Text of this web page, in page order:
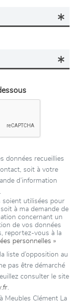
données recueillies
soit à votre
d’information
soient utilisées pour
à ma demande de
concernant un
de vos données
reportez-vous à la
personnelles »
liste d’opposition au
pas être démarché
consulter le site
.
Meubles Clément La